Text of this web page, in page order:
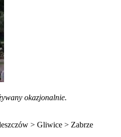
okazjonalnie.
> Gliwice > Zabrze